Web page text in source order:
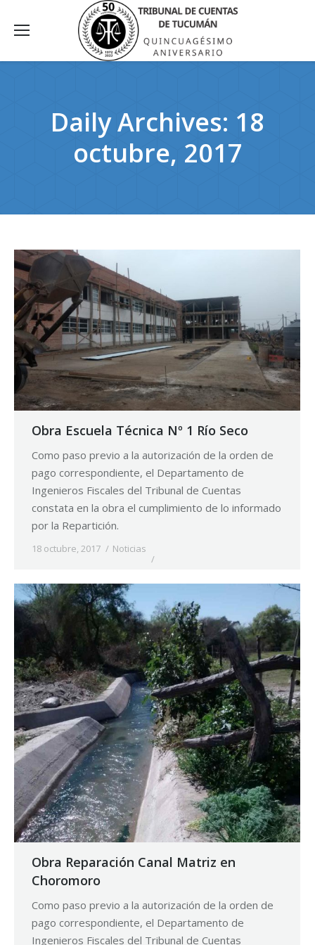
Daily Archives: 18
octubre, 2017
Obra Escuela Técnica Nº 1 Río Seco
Como paso previo a la autorización de la orden de
pago correspondiente, el Departamento de
Ingenieros Fiscales del Tribunal de Cuentas
constata en la obra el cumplimiento de lo informado
por la Repartición.
18 octubre, 2017 Noticias
Obra Reparación Canal Matriz en
Choromoro
Como paso previo a la autorización de la orden de
pago correspondiente, el Departamento de
Ingenieros Fiscales del Tribunal de Cuentas